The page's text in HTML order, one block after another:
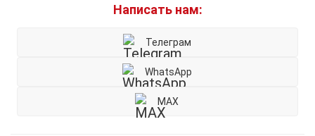
Написать нам:
Телеграм
WhatsApp
MAX